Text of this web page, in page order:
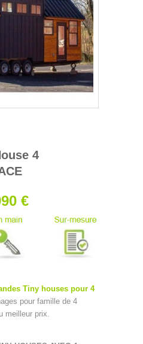
4
€
Tiny houses pour 4
pour famille de 4
meilleur prix.